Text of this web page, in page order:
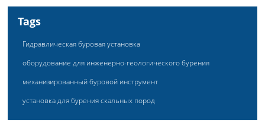
Tags
Гидравлическая буровая установка
оборудование для инженерно-геологического бурения
механизированный буровой инструмент
установка для бурения скальных пород